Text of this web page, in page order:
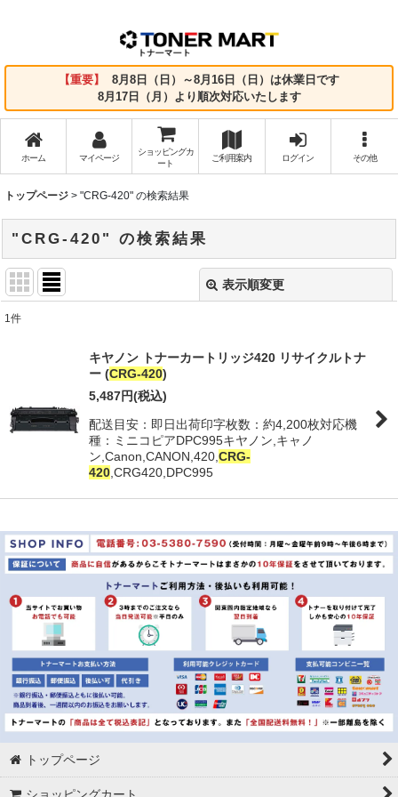
【重要】
8月8日（日）～8月16日（日）は休業日です
8月17日（月）より順次対応いたします
ホーム マイページ
ショッピングカ
ート
ご利用案内 ログイン その他
トップページ > "CRG-420" の検索結果
"CRG-420" の検索結果
表示順変更
並び順:
絞り込む
1件
キヤノン トナーカートリッジ420 リサイクルトナ
ー (CRG-420)
5,487円(税込)
配送目安：即日出荷印字枚数：約4,200枚対応機
種：ミニコピアDPC995キヤノン,キャノ
ン,Canon,CANON,420, CRG-
420 ,CRG420,DPC995
トップページ